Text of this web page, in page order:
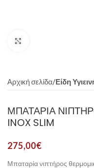
Αρχική σελίδα Είδη
ΜΠΑΤΑΡΊΑ
INOX SLIM
275,00€
Μπαταρία νιπτήρος